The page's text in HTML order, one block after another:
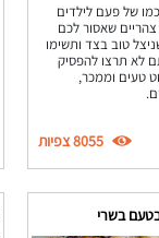
של פעם לילדים
שאסור לכם
טוב בצד ותשימו
לא תרצו להפסיק
טעים וממכר,
8055 צפיות
בשרי